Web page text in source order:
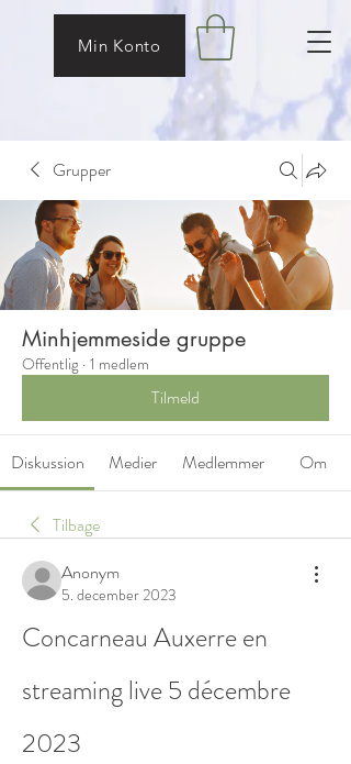
Min Konto
Grupper
Minhjemmeside gruppe
Offentlig · 1 medlem
Tilmeld
Diskussion Medier Medlemmer Om
Tilbage
Anonym
5. december 2023
Concarneau Auxerre en
streaming live 5 décembre
2023